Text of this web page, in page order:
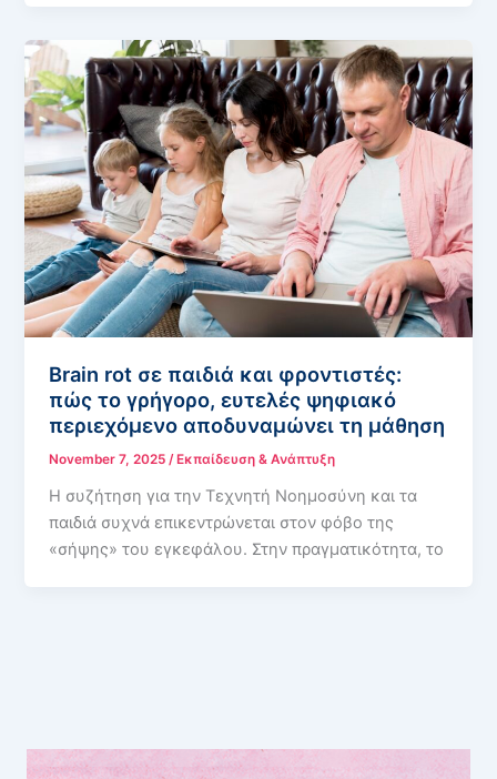
Brain rot σε παιδιά και φροντιστές:
πώς το γρήγορο, ευτελές ψηφιακό
περιεχόμενο αποδυναμώνει τη μάθηση
November 7, 2025/ Εκπαίδευση & Ανάπτυξη
Η συζήτηση για την Τεχνητή Νοημοσύνη και τα
παιδιά συχνά επικεντρώνεται στον φόβο της
«σήψης» του εγκεφάλου. Στην πραγματικότητα, το